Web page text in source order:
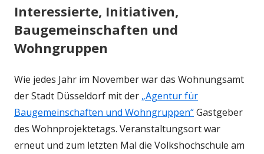
Interessierte, Initiativen,
Baugemeinschaften und
Wohngruppen
Wie jedes Jahr im November war das Wohnungsamt
der Stadt Düsseldorf mit der „Agentur für
Baugemeinschaften und Wohngruppen“Gastgeber
des Wohnprojektetags. Veranstaltungsort war
erneut und zum letzten Mal die Volkshochschule am